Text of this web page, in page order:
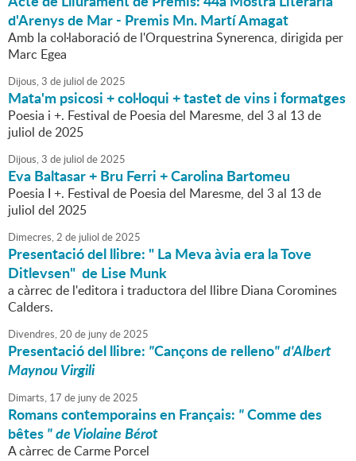
d'Arenys de Mar - Premis Mn. Martí Amagat
Amb la col·laboració de l'Orquestrina Synerenca, dirigida per
Marc Egea
Dijous,3 de juliol de2025
Mata'm psicosi + col·loqui + tastet de vins i formatges
Poesia i +. Festival de Poesia del Maresme, del 3 al 13 de
juliol de 2025
Dijous,3 de juliol de2025
Eva Baltasar + Bru Ferri + Carolina Bartomeu
Poesia I +. Festival de Poesia del Maresme, del 3 al 13 de
juliol del 2025
Dimecres,2 de juliol de2025
Presentació del llibre: " La Meva àvia era la Tove
Ditlevsen" de Lise Munk
a càrrec de l'editora i traductora del llibre Diana Coromines
Calders.
Divendres,20 de junyde2025
Presentació del llibre: "Cançons de relleno" d'Albert
Maynou Virgili
Dimarts, 17 de junyde2025
Romans contemporains en Français: "Comme des
bêtes" de Violaine Bérot
A càrrec de Carme Porcel